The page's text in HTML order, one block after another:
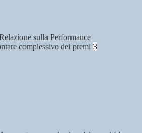
sulla Performance
complessivo dei premi 3